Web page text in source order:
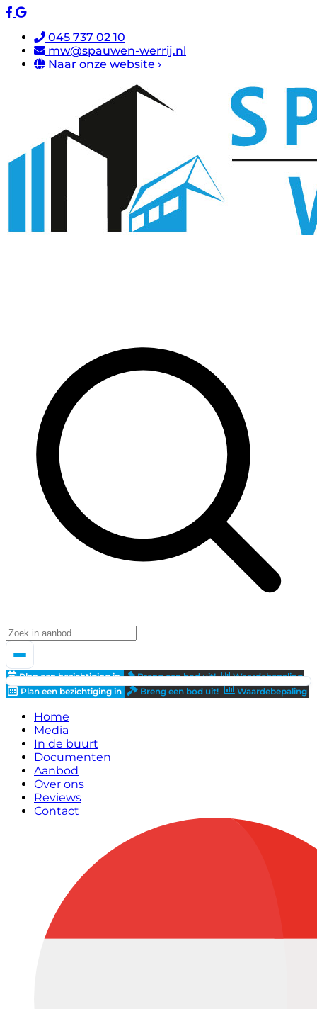
045 737 02 10
mw@spauwen-werrij.nl
Naar onze website ›
Plan een bezichtiging in Breng een bod uit!
Waardebepaling
Plan een bezichtiging in
Breng een bod uit! Waardebepaling
Home
Media
In de buurt
Documenten
Aanbod
Over ons
Reviews
Contact